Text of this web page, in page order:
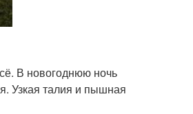
В новогоднюю ночь
Узкая талия и пышная